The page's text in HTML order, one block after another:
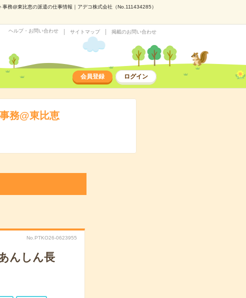
務@東比恵の派遣の仕事情報｜アデコ株式会社（No.111434285）
ヘルプ・お問い合わせ サイトマップ 掲載のお問い合わせ
会員登録 ログイン
務@東比恵
No.PTKO26-0623955
んしん長